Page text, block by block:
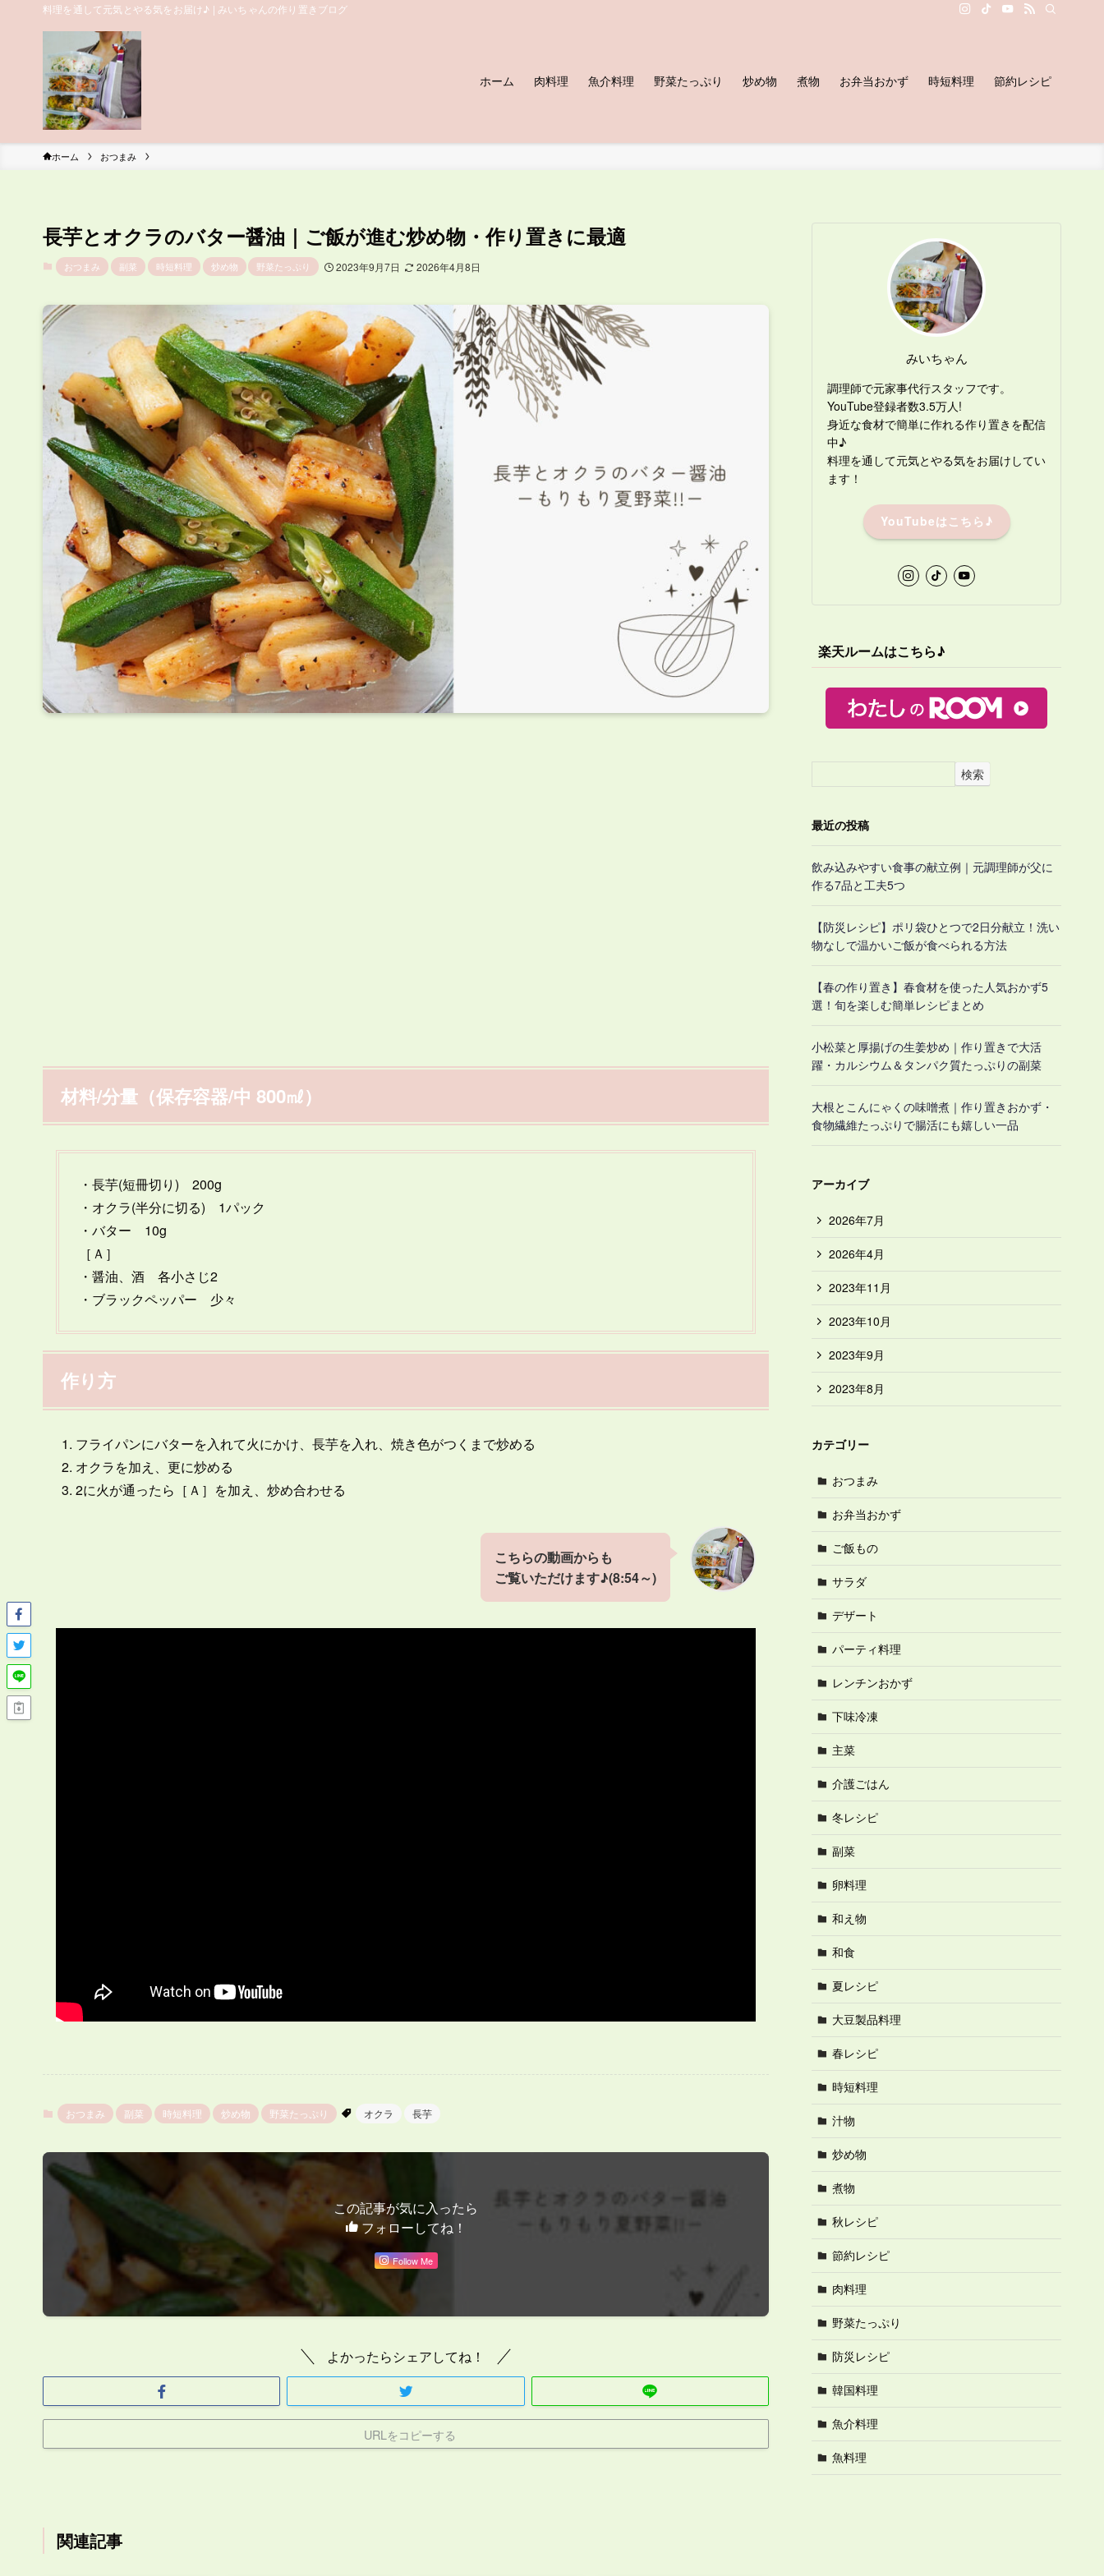
料理を通して元気とやる気をお届け♪ | みいちゃんの作り置きブログ
ホーム 肉料理 魚介料理 野菜たっぷり 炒め物 煮物 お弁当おかず 時短料理 節約レシピ
ホーム おつまみ
長芋とオクラのバター醤油｜ご飯が進む炒め物・作り置きに最適
おつまみ 副菜 時短料理 炒め物 野菜たっぷり 2023年9月7日 2026年4月8日
材料/分量（保存容器/中 800㎖）
・長芋(短冊切り) 200g
・オクラ(半分に切る) 1パック
・バター 10g
［Ａ］
・醤油、酒 各小さじ2
・ブラックペッパー 少々
作り方
フライパンにバターを入れて火にかけ、長芋を入れ、焼き色がつくまで炒める
オクラを加え、更に炒める
2に火が通ったら［Ａ］を加え、炒め合わせる
こちらの動画からも
ご覧いただけます♪(8:54～)
おつまみ 副菜 時短料理 炒め物 野菜たっぷり オクラ 長芋
この記事が気に入ったら
フォローしてね！
Follow Me
よかったらシェアしてね！
URLをコピーする
関連記事
みいちゃん
調理師で元家事代行スタッフです。
YouTube登録者数3.5万人!
身近な食材で簡単に作れる作り置きを配信
中♪
料理を通して元気とやる気をお届けしてい
ます！
YouTubeはこちら♪
楽天ルームはこちら♪
検索
最近の投稿
飲み込みやすい食事の献立例｜元調理師が父に
作る7品と工夫5つ
【防災レシピ】ポリ袋ひとつで2日分献立！洗い
物なしで温かいご飯が食べられる方法
【春の作り置き】春食材を使った人気おかず5
選！旬を楽しむ簡単レシピまとめ
小松菜と厚揚げの生姜炒め｜作り置きで大活
躍・カルシウム＆タンパク質たっぷりの副菜
大根とこんにゃくの味噌煮｜作り置きおかず・
食物繊維たっぷりで腸活にも嬉しい一品
アーカイブ
2026年7月
2026年4月
2023年11月
2023年10月
2023年9月
2023年8月
カテゴリー
おつまみ
お弁当おかず
ご飯もの
サラダ
デザート
パーティ料理
レンチンおかず
下味冷凍
主菜
介護ごはん
冬レシピ
副菜
卵料理
和え物
和食
夏レシピ
大豆製品料理
春レシピ
時短料理
汁物
炒め物
煮物
秋レシピ
節約レシピ
肉料理
野菜たっぷり
防災レシピ
韓国料理
魚介料理
魚料理